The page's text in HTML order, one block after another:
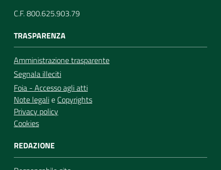
C.F. 800.625.903.79
TRASPARENZA
Amministrazione trasparente
Segnala illeciti
Foia - Accesso agli atti
Note legalie Copyrights
Privacy policy
Cookies
REDAZIONE